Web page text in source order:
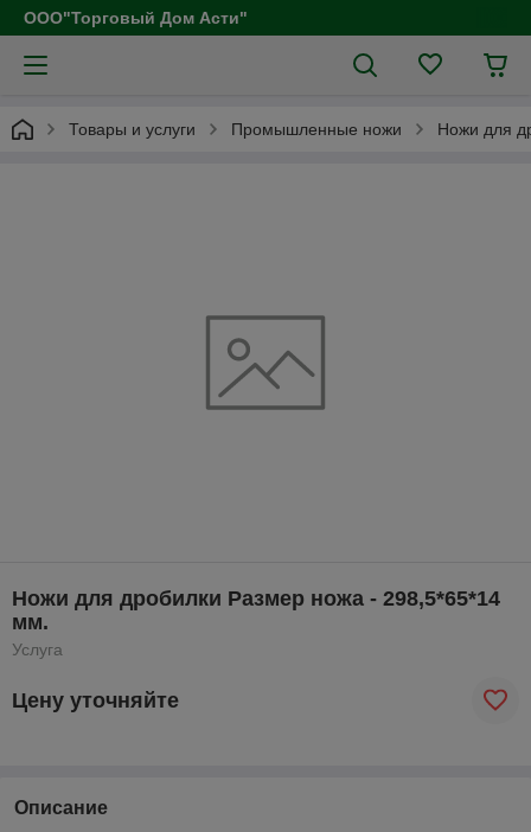
ООО"Торговый Дом Асти"
Товары и услуги Промышленные ножи Ножи для
Ножи для дробилки Размер ножа - 298,5*65*14
мм.
Услуга
Цену уточняйте
Описание